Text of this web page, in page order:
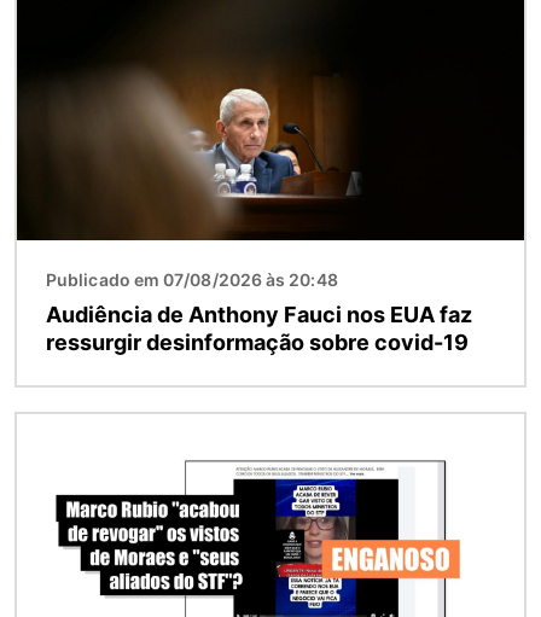
Publicado em 07/08/2026 às 20:48
Audiência de Anthony Fauci nos EUA faz
ressurgir desinformação sobre covid-19